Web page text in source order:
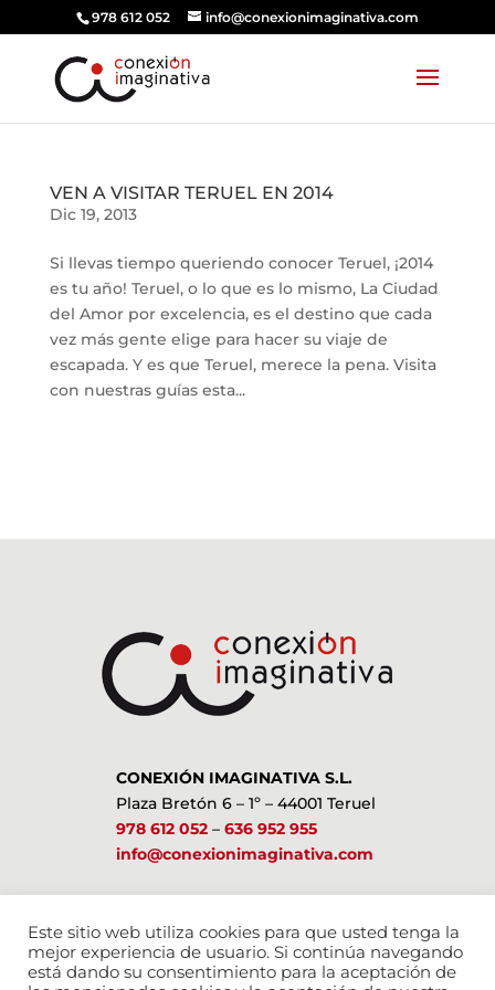
978 612 052 info@conexionimaginativa.com
VEN A VISITAR TERUEL EN 2014
Dic 19, 2013
Si llevas tiempo queriendo conocer Teruel, ¡2014
es tu año! Teruel, o lo que es lo mismo, La Ciudad
del Amor por excelencia, es el destino que cada
vez más gente elige para hacer su viaje de
escapada. Y es que Teruel, merece la pena. Visita
con nuestras guías esta...
CONEXIÓN IMAGINATIVA S.L.
Plaza Bretón 6 – 1º – 44001 Teruel
978 612 052– 636 952 955
info@conexionimaginativa.com
Este sitio web utiliza cookies para que usted tenga la
mejor experiencia de usuario. Si continúa navegando
está dando su consentimiento para la aceptación de